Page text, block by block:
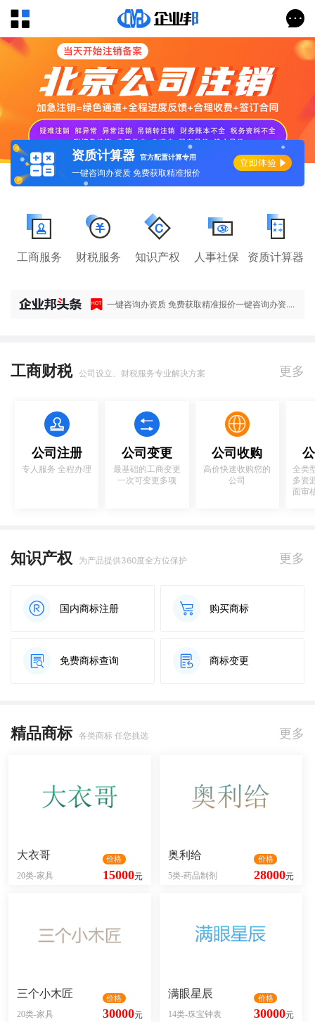
资质计算器 官方配置计算专用
一键咨询办资质 免费获取精准报价
工商服务 财税服务 知识产权 人事社保 资质计算器
一键咨询办资质 免费获取精准报价一键咨询办资....
工商财税 公司设立、财税服务专业解决方案 更多
公司注册
专人服务 全程办理
公司变更
最基础的工商变更
一次可变更多项
公司收购
高价快速收购您的
公司
全类
多资
面审
知识产权 为产品提供360度全方位保护 更多
国内商标注册 购买商标
免费商标查询 商标变更
精品商标 各类商标 任您挑选 更多
大衣哥
20类-家具 15000元
价格 奥利给
5类-药品制剂 28000元
价格
三个小木匠
20类-家具 30000元
价格 满眼星辰
14类-珠宝钟表 30000元
价格